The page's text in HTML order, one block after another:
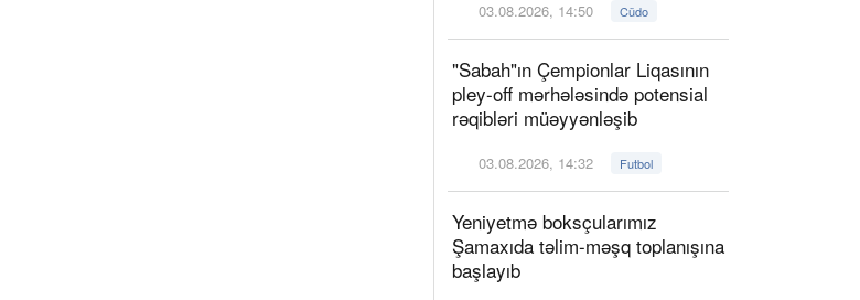
03.08.2026, 14:50 Cüdo
"Sabah"ın Çempionlar Liqasının
pley-off mərhələsində potensial
rəqibləri müəyyənləşib
03.08.2026, 14:32 Futbol
Yeniyetmə boksçularımız
Şamaxıda təlim-məşq toplanışına
başlayıb